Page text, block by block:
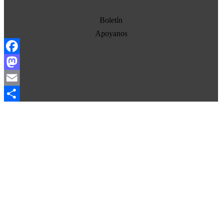
Oriente Medio
Norte-Sur
Sociedad
Ojo con los medios
Boletín
Apoyanos
Facebook
Mastodon
Email